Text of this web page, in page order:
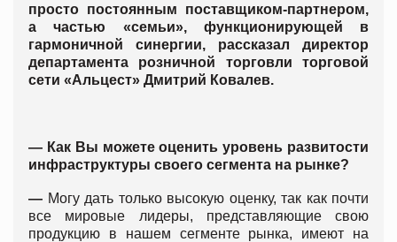
просто постоянным поставщиком-партнером,
а частью «семьи», функционирующей в
гармоничной синергии, рассказал директор
департамента розничной торговли торговой
сети «Альцест» Дмитрий Ковалев.
— Как Вы можете оценить уровень развитости
инфраструктуры своего сегмента на рынке?
— Могу дать только высокую оценку, так как почти
все мировые лидеры, представляющие свою
продукцию в нашем сегменте рынка, имеют на